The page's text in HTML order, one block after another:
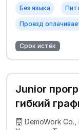
Без языка
Проезд
Срок истёк
Junior
гибкий
DemoWork Co.,